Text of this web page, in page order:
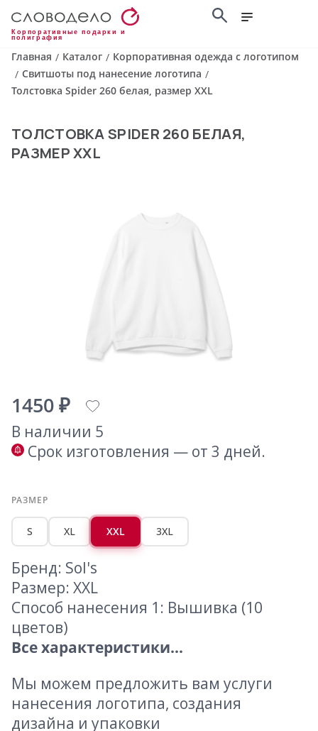
Корпоративные подарки и
полиграфия
Главная / Каталог / Корпоративная одежда с логотипом
/ Свитшоты под нанесение логотипа /
Толстовка Spider 260 белая, размер XXL
ТОЛСТОВКА SPIDER 260 БЕЛАЯ,
РАЗМЕР XXL
1450 ₽
В наличии 5
Срок изготовления — от 3 дней.
РАЗМЕР
S XL XXL 3XL
Бренд: Sol's
Размер: XXL
Способ нанесения 1: Вышивка (10
цветов)
Все характеристики...
Мы можем предложить вам услуги
нанесения логотипа, создания
дизайна и упаковки